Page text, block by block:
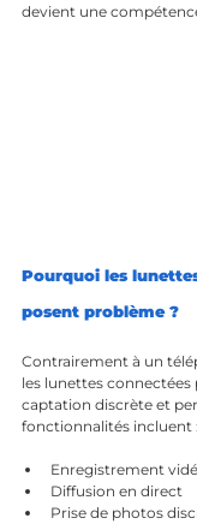
devient une
Pourquoi les
posent problème ?
Contrairement à un
les lunettes
captation discrète et
fonctionnalités incluent :
Enregistrement
Diffusion en direct
Prise de photos